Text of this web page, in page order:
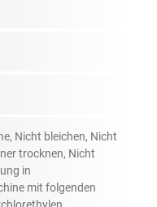
Nicht bleichen, Nicht
trocknen, Nicht
in
mit folgenden